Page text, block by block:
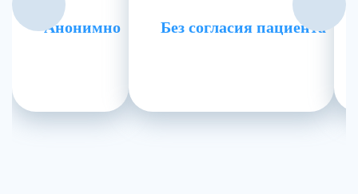
Анонимно Без согласия пациента